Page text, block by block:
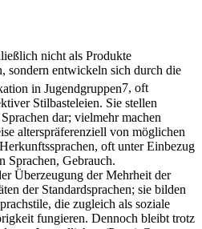
nicht als Produkte
sondern entwickeln sich durch die
in Jugendgruppen7, oft
Stilbasteleien. Sie stellen
dar; vielmehr machen
alterspräferenziell von möglichen
oft unter Einbezug
Sprachen, Gebrauch.
Überzeugung der Mehrheit der
der Standardsprachen; sie bilden
die zugleich als soziale
fungieren. Dennoch bleibt trotz